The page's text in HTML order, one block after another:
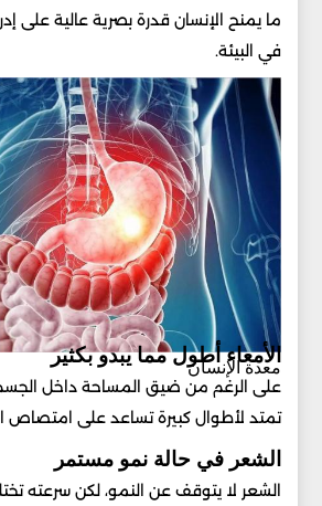
ما يمنح الإنسان قدرة بصرية عالية على
في البيئة.
معدة الإنسان
الأمعاء أطول مما يبدو بكثير
على الرغم من ضيق المساحة داخل الجسم،
تمتد لأطوال كبيرة تساعد على امتصاص
الشعر في حالة نمو مستمر
الشعر لا يتوقف عن النمو، لكن سرعته